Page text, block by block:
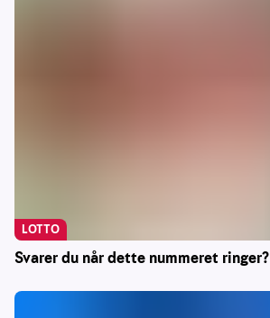
Svarer du når dette nummeret ringer?
LOTTO